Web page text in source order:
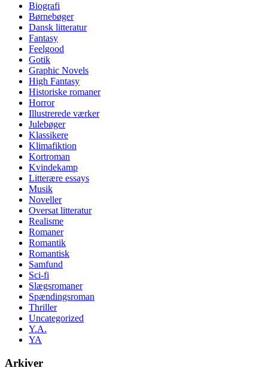
Biografi
Børnebøger
Dansk litteratur
Fantasy
Feelgood
Gotik
Graphic Novels
High Fantasy
Historiske romaner
Horror
Illustrerede værker
Julebøger
Klassikere
Klimafiktion
Kortroman
Kvindekamp
Litterære essays
Musik
Noveller
Oversat litteratur
Realisme
Romaner
Romantik
Romantisk
Samfund
Sci-fi
Slægsromaner
Spændingsroman
Thriller
Uncategorized
Y.A.
YA
Arkiver